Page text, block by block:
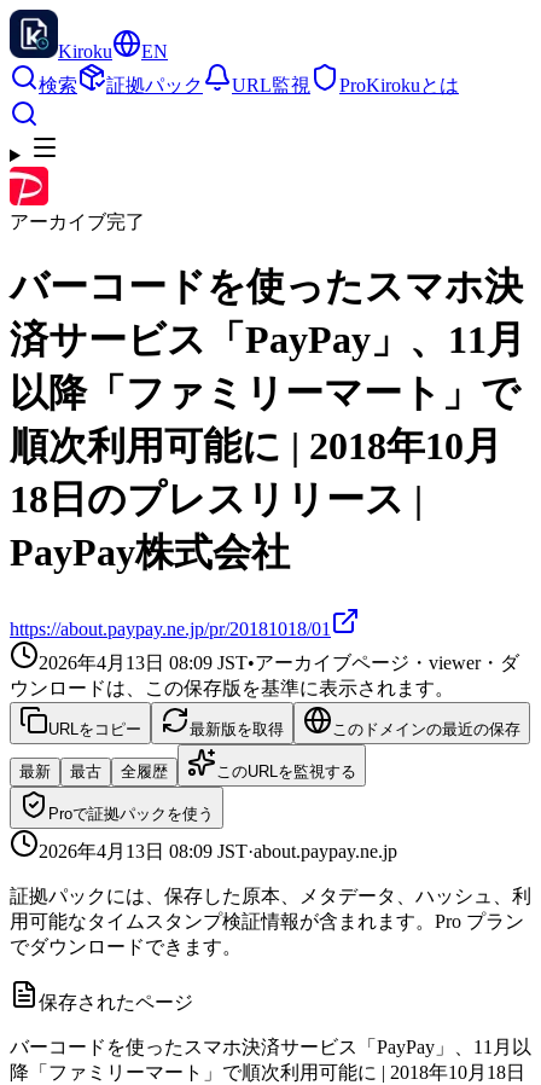
Kiroku
EN
検索
証拠パック URL監視 ProKirokuとは
アーカイブ完了
バーコードを使ったスマホ決
済サービス「PayPay」、11月
以降「ファミリーマート」で
順次利用可能に | 2018年10月
18日のプレスリリース |
PayPay株式会社
https://about.paypay.ne.jp/pr/20181018/01
2026年4月13日 08:09 JST•アーカイブページ・viewer・ダ
ウンロードは、この保存版を基準に表示されます。
URLをコピー 最新版を取得 このドメインの最近の保存
最新 最古 全履歴 このURLを監視する
Proで証拠パックを使う
2026年4月13日 08:09 JST·about.paypay.ne.jp
証拠パックには、保存した原本、メタデータ、ハッシュ、利
用可能なタイムスタンプ検証情報が含まれます。Pro プラン
でダウンロードできます。
保存されたページ
バーコードを使ったスマホ決済サービス「PayPay」、11月以
降「ファミリーマート」で順次利用可能に | 2018年10月18日